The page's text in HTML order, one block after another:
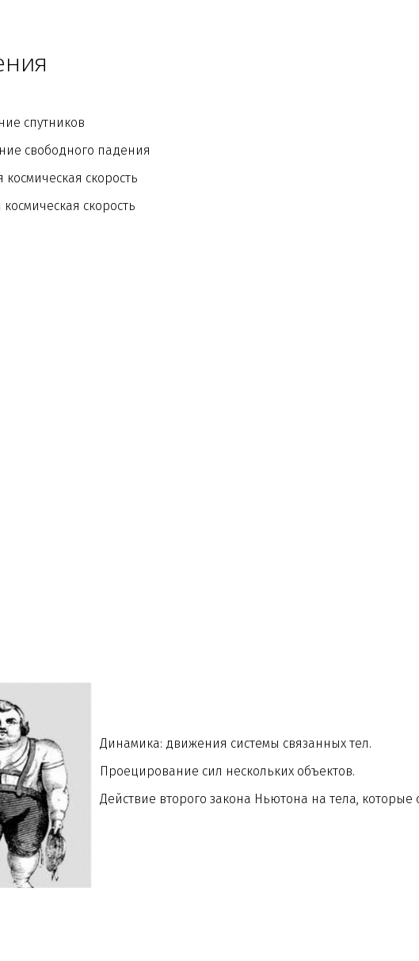
спутников
свободного падения
космическая скорость
космическая скорость
Динамика: движения системы связанных тел.
Проецирование сил нескольких объектов.
Действие второго закона Ньютона на тела,